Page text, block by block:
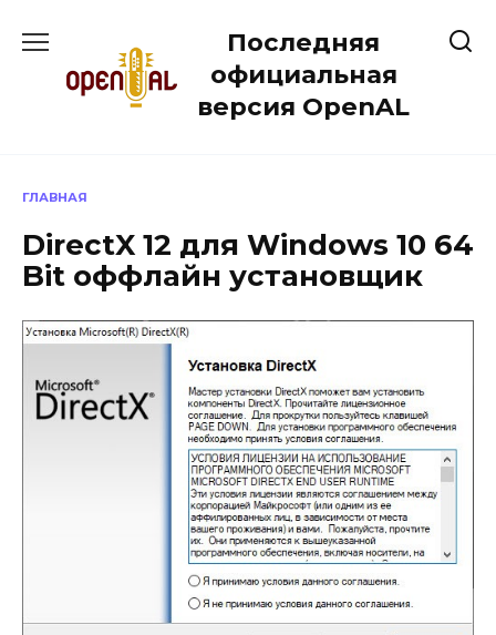
содержанию
Последняя
официальная
версия OpenAL
ГЛАВНАЯ
DirectX 12 для Windows 10 64
Bit оффлайн установщик